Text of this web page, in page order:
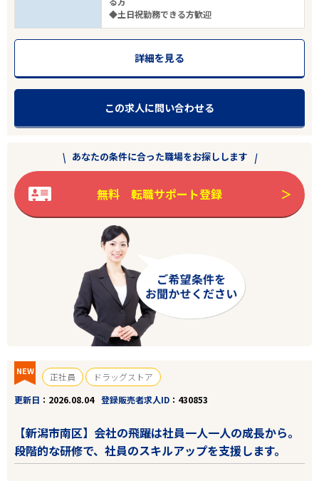
エリアで探す
こだわり条件
65
◆土日祝勤務できる方歓迎
詳細を見る
この求人に問い合わせる
あなたの条件に合った職場をお探しします
無料 転職サポート登録
NEW 正社員
ドラッグストア
更新日
2026.08.04 登録販売者求人ID 430853
【新潟市南区】会社の飛躍は社員一人一人の成長から。
段階的な研修で、社員のスキルアップを支援します。